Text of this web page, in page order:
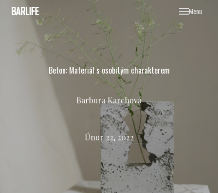
Menu
Beton: Materiál s osobitým charakterem
Barbora Karchová
Únor 22, 2022